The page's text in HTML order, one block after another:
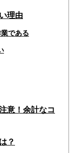
理由
である
意！余計なコ
？